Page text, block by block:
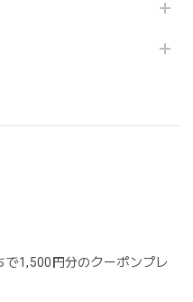
で1,500円分のクーポンプレ